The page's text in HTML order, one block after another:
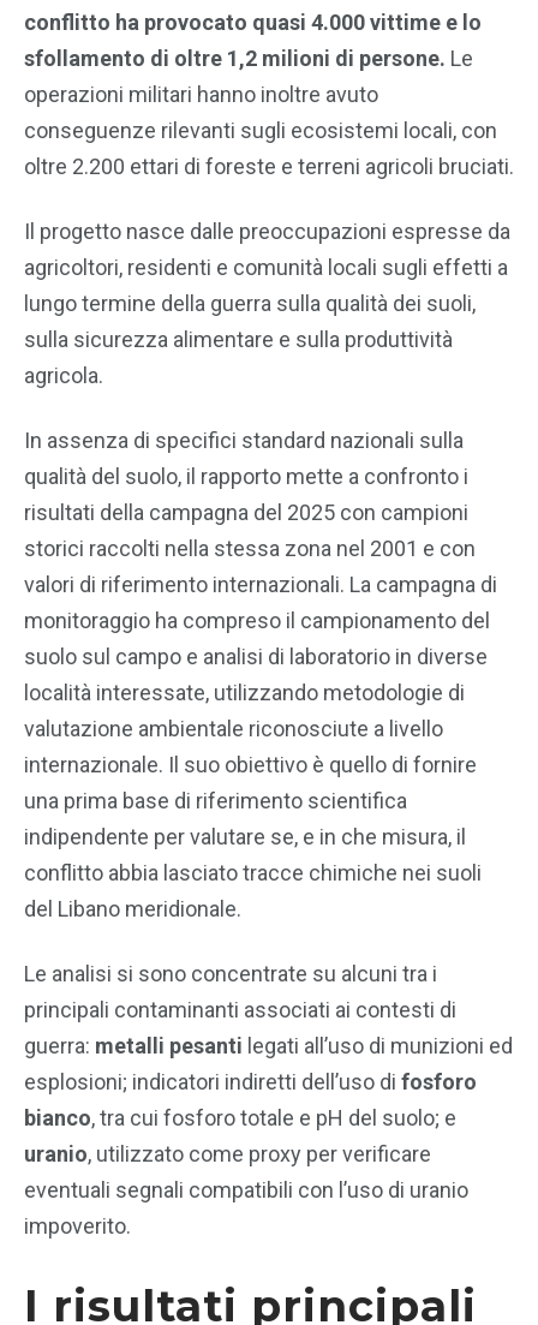
conflitto ha provocato quasi 4.000 vittime e lo
sfollamento di oltre 1,2 milioni di persone. Le
operazioni militari hanno inoltre avuto
conseguenze rilevanti sugli ecosistemi locali, con
oltre 2.200 ettari di foreste e terreni agricoli bruciati.
Il progetto nasce dalle preoccupazioni espresse da
agricoltori, residenti e comunità locali sugli effetti a
lungo termine della guerra sulla qualità dei suoli,
sulla sicurezza alimentare e sulla produttività
agricola.
In assenza di specifici standard nazionali sulla
qualità del suolo, il rapporto mette a confronto i
risultati della campagna del 2025 con campioni
storici raccolti nella stessa zona nel 2001 e con
valori di riferimento internazionali. La campagna di
monitoraggio ha compreso il campionamento del
suolo sul campo e analisi di laboratorio in diverse
località interessate, utilizzando metodologie di
valutazione ambientale riconosciute a livello
internazionale. Il suo obiettivo è quello di fornire
una prima base di riferimento scientifica
indipendente per valutare se, e in che misura, il
conflitto abbia lasciato tracce chimiche nei suoli
del Libano meridionale.
Le analisi si sono concentrate su alcuni tra i
principali contaminanti associati ai contesti di
guerra: metalli pesanti legati all’uso di munizioni ed
esplosioni; indicatori indiretti dell’uso di fosforo
bianco, tra cui fosforo totale e pH del suolo; e
uranio, utilizzato come proxy per verificare
eventuali segnali compatibili con l’uso di uranio
impoverito.
I risultati principali